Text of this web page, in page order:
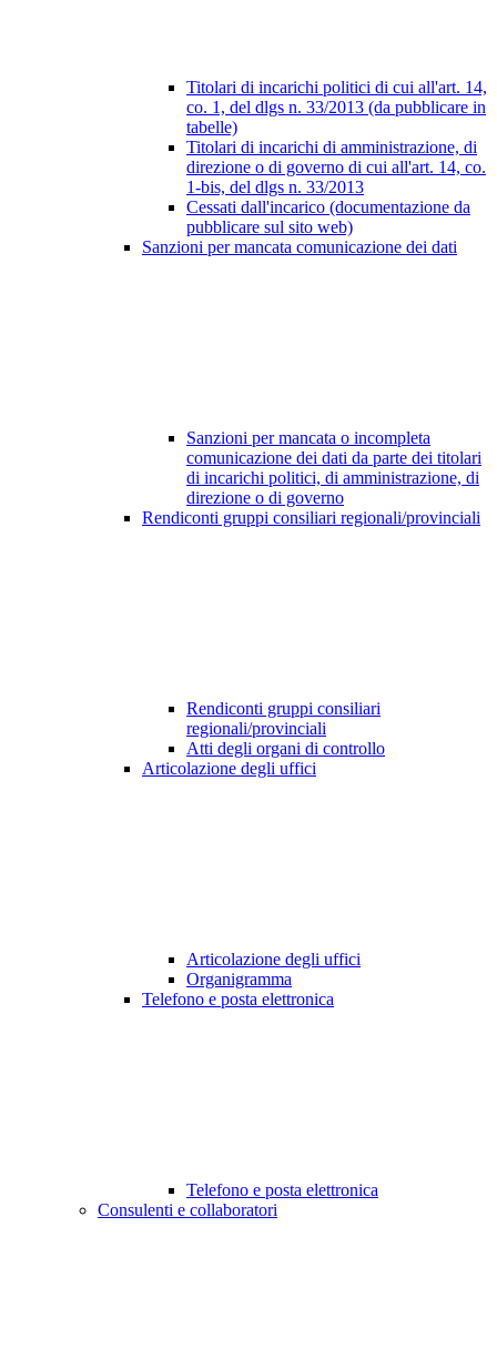
Titolari di incarichi politici di cui all'art. 14,
co. 1, del dlgs n. 33/2013 (da pubblicare in
tabelle)
Titolari di incarichi di amministrazione, di
direzione o di governo di cui all'art. 14, co.
1-bis, del dlgs n. 33/2013
Cessati dall'incarico (documentazione da
pubblicare sul sito web)
Sanzioni per mancata comunicazione dei dati
Sanzioni per mancata o incompleta
comunicazione dei dati da parte dei titolari
di incarichi politici, di amministrazione, di
direzione o di governo
Rendiconti gruppi consiliari regionali/provinciali
Rendiconti gruppi consiliari
regionali/provinciali
Atti degli organi di controllo
Articolazione degli uffici
Articolazione degli uffici
Organigramma
Telefono e posta elettronica
Telefono e posta elettronica
Consulenti e collaboratori